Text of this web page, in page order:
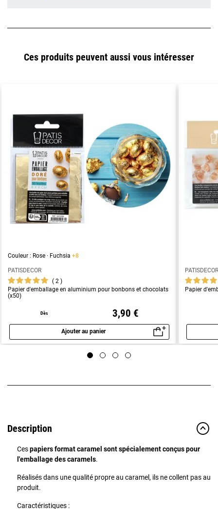
Ces produits peuvent aussi vous intéresser
Couleur : Rose · Fuchsia +8
PATISDECOR
2
Papier d'emballage en aluminium pour bonbons et chocolats
(x50)
Dès 3,90 €
Ajouter au panier
Aperçu rapide
Papier
Description
Cespapiers format caramel sont spécialement conçus pour
l'emballage des caramels.
Réalisés dans une qualité propre au caramel, ils ne collent pas au
produit.
Caractéristiques :